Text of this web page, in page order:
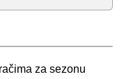
za sezonu